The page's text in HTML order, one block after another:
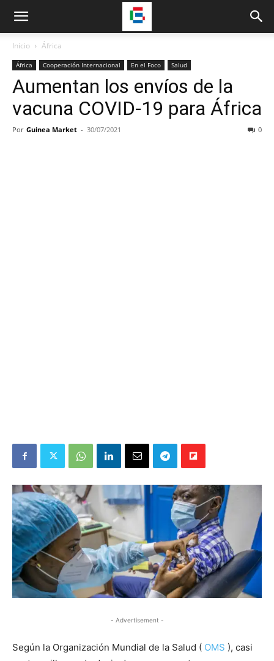
Inicio África
África Cooperación Internacional En el Foco Salud
Aumentan los envíos de la
vacuna COVID-19 para África
Por Guinea Market - 30/07/2021 0
- Advertisement -
Según la Organización Mundial de la Salud ( OMS ), casi